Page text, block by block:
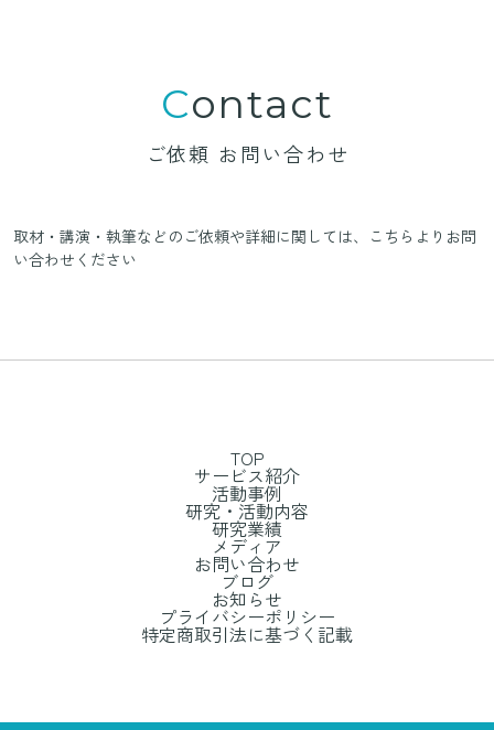
Contact
ご依頼 お問い合わせ
取材・講演・執筆などのご依頼や詳細に関しては、
こちらよりお問
い合わせください
TOP
サービス紹介
活動事例
研究・活動内容
研究業績
メディア
お問い合わせ
ブログ
お知らせ
プライバシーポリシー
特定商取引法に基づく記載